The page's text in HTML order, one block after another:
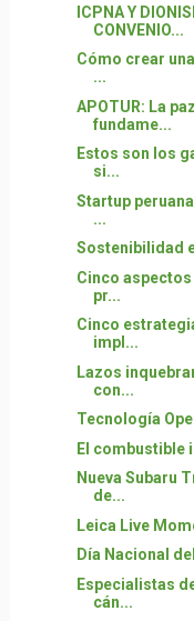
ICPNA Y
CONVENIO...
Cómo crear
...
APOTUR: La
fundame...
Estos son los
si...
Startup
...
Sostenibilidad
Cinco
pr...
Cinco
impl...
Lazos
con...
Tecnología
El combustible
Nueva Subaru
de...
Leica Live
Día Nacional
Especialistas
cán...